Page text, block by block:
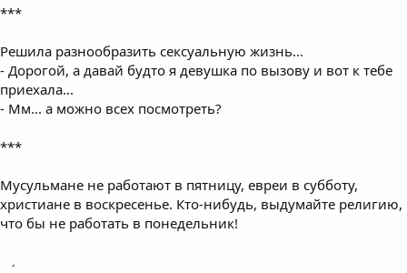
***
Решила разнообразить сексуальную жизнь...
- Дорогой, а давай будто я девушка по вызову и вот к тебе
приехала...
- Мм... а можно всех посмотреть?
***
Мусульмане не работают в пятницу, евреи в субботу,
христиане в воскресенье. Кто-нибудь, выдумайте религию,
что бы не работать в понедельник!